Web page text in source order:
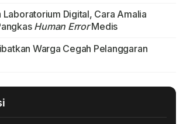
Laboratorium Digital, Cara Amalia
Human ErrorMedis
Warga Cegah Pelanggaran